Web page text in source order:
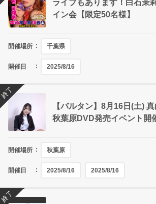
ライブもあります！白石茉
イン会【限定50名様】
開催場所 千葉県
開催日 2025/8/16
【バルタン】8月16日(土)
秋葉原DVD発売イベント開
開催場所 秋葉原
開催日 2025/8/16 2025/8/16
終了
終了